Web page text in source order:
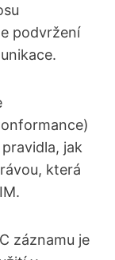
podvržení
jak
která
záznamu je